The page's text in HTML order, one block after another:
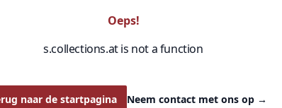
Oeps!
s.collections.at is not a function
naar de startpagina Neem contact met ons op →